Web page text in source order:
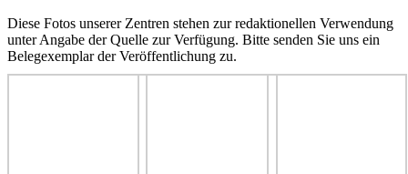
Diese Fotos unserer Zentren stehen zur redaktionellen Verwendung
unter Angabe der Quelle zur Verfügung. Bitte senden Sie uns ein
Belegexemplar der Veröffentlichung zu.